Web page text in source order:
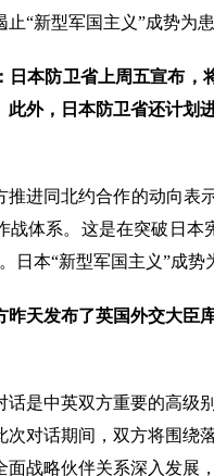
“新型军国主义”成势为患
日本防卫省上周五宣布，
此外，日本防卫省还计划
推进同北约合作的动向表
战体系。这是在突破日
日本“新型军国主义”成
昨天发布了英国外交大臣
话是中英双方重要的高级
次对话期间，双方将围绕
战略伙伴关系深入发展